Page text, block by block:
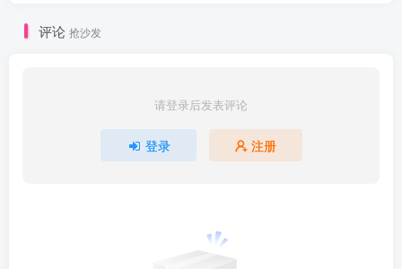
评论 抢沙发
请登录后发表评论
登录 注册